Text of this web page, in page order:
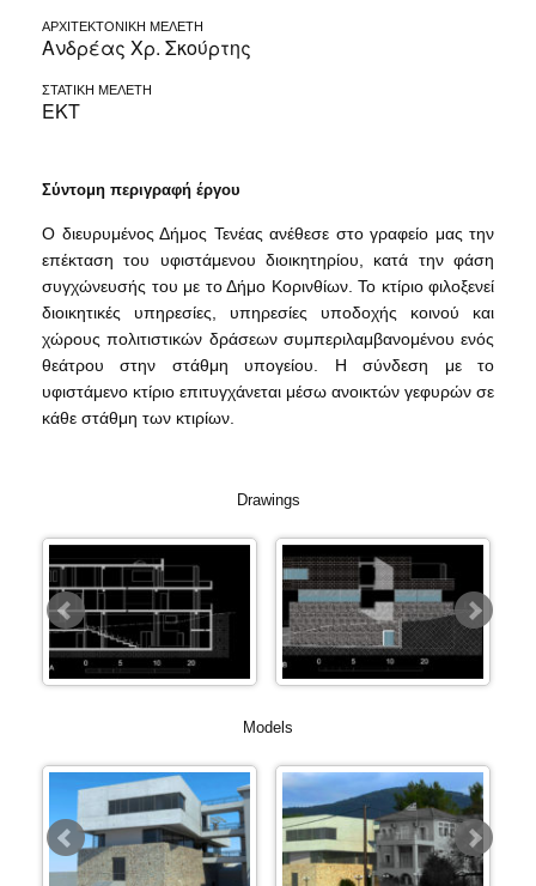
ΑΡΧΙΤΕΚΤΟΝΙΚΗ ΜΕΛΕΤΗ
Ανδρέας Χρ. Σκούρτης
ΣΤΑΤΙΚΗ ΜΕΛΕΤΗ
ΕΚΤ
Σύντομη περιγραφή έργου
Ο διευρυμένος Δήμος Τενέας ανέθεσε στο γραφείο μας την
επέκταση του υφιστάμενου διοικητηρίου, κατά την φάση
συγχώνευσής του με το Δήμο Κορινθίων. Το κτίριο φιλοξενεί
διοικητικές υπηρεσίες, υπηρεσίες υποδοχής κοινού και
χώρους πολιτιστικών δράσεων συμπεριλαμβανομένου ενός
θεάτρου στην στάθμη υπογείου. Η σύνδεση με το
υφιστάμενο κτίριο επιτυγχάνεται μέσω ανοικτών γεφυρών σε
κάθε στάθμη των κτιρίων.
Drawings
Models